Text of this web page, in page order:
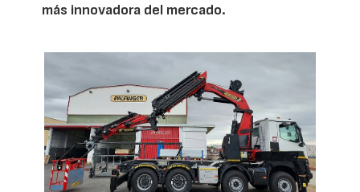
más innovadora del mercado.